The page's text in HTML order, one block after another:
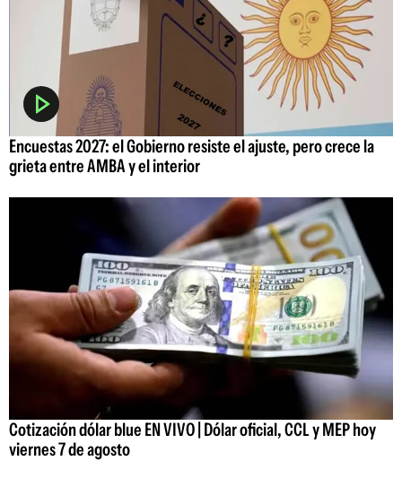
Encuestas 2027: el Gobierno resiste el ajuste, pero crece la
grieta entre AMBA y el interior
Cotización dólar blue EN VIVO | Dólar oficial, CCL y MEP hoy
viernes 7 de agosto